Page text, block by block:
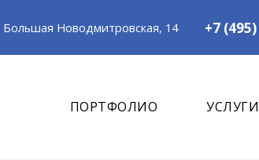
Большая Новодмитровская, 14 +7
ПОРТФОЛИО УСЛУГИ